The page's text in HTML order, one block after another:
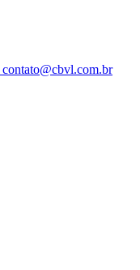
contato@cbvl.com.br